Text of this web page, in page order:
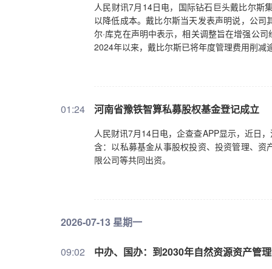
人民财讯7月14日电，国际钻石巨头戴比尔斯
以降低成本。戴比尔斯当天发表声明说，公
尔·库克在声明中表示，相关调整旨在增强公
2024年以来，戴比尔斯已将年度管理费用削
01:24 河南省豫铁智算私募股权基金登记成立
人民财讯7月14日电，企查查APP显示，近日
含：以私募基金从事股权投资、投资管理、
限公司等共同出资。
2026-07-13 星期一
09:02 中办、国办：到2030年自然资源资产管